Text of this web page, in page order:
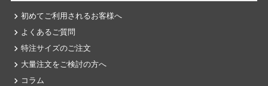
初めてご利用されるお客様へ
よくあるご質問
特注サイズのご注文
大量注文をご検討の方へ
コラム